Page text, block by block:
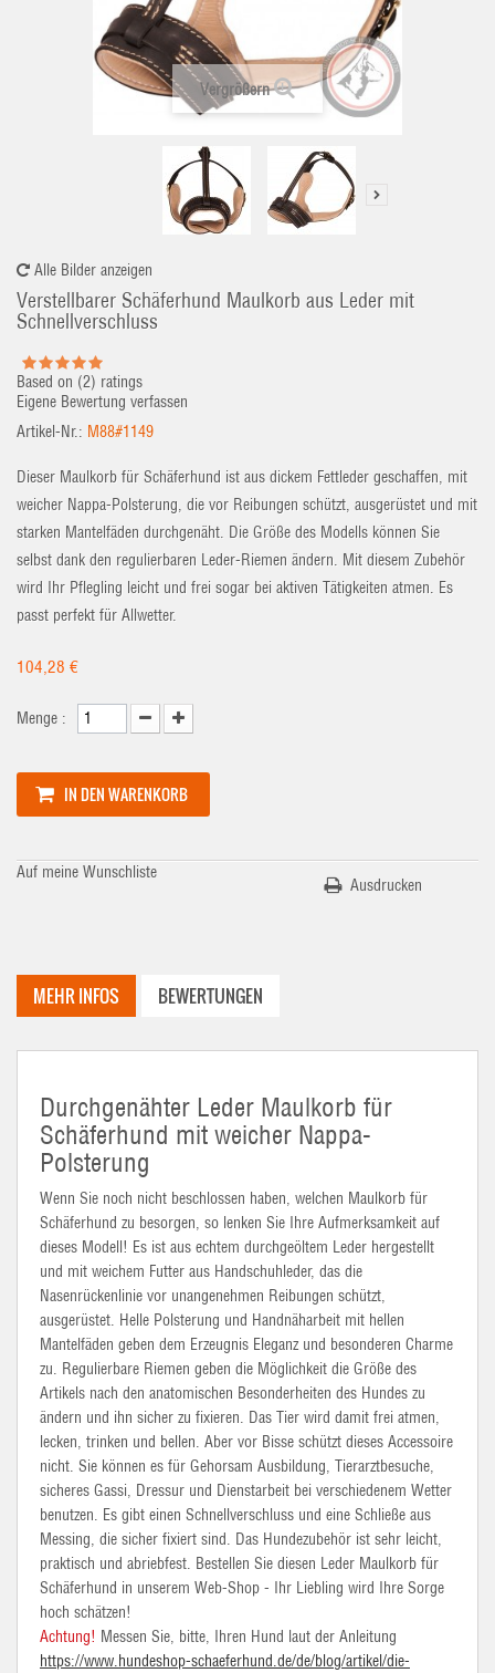
Vergrößern
Alle Bilder anzeigen
Verstellbarer Schäferhund Maulkorb aus Leder mit
Schnellverschluss
Based on (2) ratings
Eigene Bewertung verfassen
Artikel-Nr.: M88#1149
Dieser Maulkorb für Schäferhund ist aus dickem Fettleder geschaffen, mit
weicher Nappa-Polsterung, die vor Reibungen schützt, ausgerüstet und mit
starken Mantelfäden durchgenäht. Die Größe des Modells können Sie
selbst dank den regulierbaren Leder-Riemen ändern. Mit diesem Zubehör
wird Ihr Pflegling leicht und frei sogar bei aktiven Tätigkeiten atmen. Es
passt perfekt für Allwetter.
104,28 €
Menge :
IN DEN WARENKORB
Auf meine Wunschliste
Ausdrucken
MEHR INFOS BEWERTUNGEN
Durchgenähter Leder Maulkorb für
Schäferhund mit weicher Nappa-
Polsterung
Wenn Sie noch nicht beschlossen haben, welchen Maulkorb für
Schäferhund zu besorgen, so lenken Sie Ihre Aufmerksamkeit auf
dieses Modell! Es ist aus echtem durchgeöltem Leder hergestellt
und mit weichem Futter aus Handschuhleder, das die
Nasenrückenlinie vor unangenehmen Reibungen schützt,
ausgerüstet. Helle Polsterung und Handnäharbeit mit hellen
Mantelfäden geben dem Erzeugnis Eleganz und besonderen Charme
zu. Regulierbare Riemen geben die Möglichkeit die Größe des
Artikels nach den anatomischen Besonderheiten des Hundes zu
ändern und ihn sicher zu fixieren. Das Tier wird damit frei atmen,
lecken, trinken und bellen. Aber vor Bisse schützt dieses Accessoire
nicht. Sie können es für Gehorsam Ausbildung, Tierarztbesuche,
sicheres Gassi, Dressur und Dienstarbeit bei verschiedenem Wetter
benutzen. Es gibt einen Schnellverschluss und eine Schließe aus
Messing, die sicher fixiert sind. Das Hundezubehör ist sehr leicht,
praktisch und abriebfest. Bestellen Sie diesen Leder Maulkorb für
Schäferhund in unserem Web-Shop - Ihr Liebling wird Ihre Sorge
hoch schätzen!
Achtung! Messen Sie, bitte, Ihren Hund laut der Anleitung
https://www.hundeshop-schaeferhund.de/de/blog/artikel/die-